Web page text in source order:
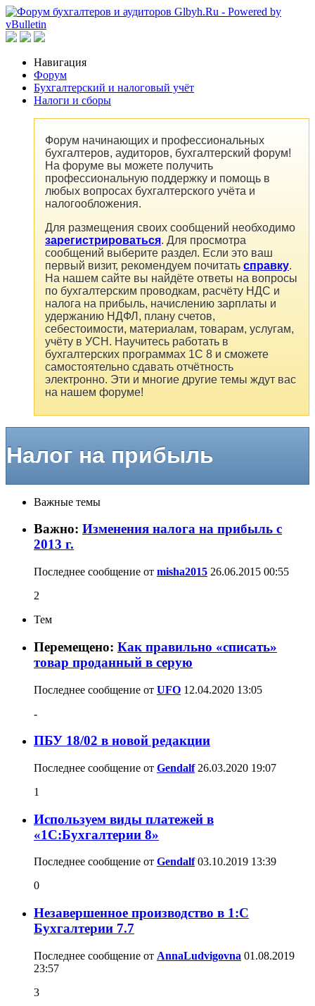
Навигация
Форум
Бухгалтерский и налоговый учёт
Налоги и сборы
Форум начинающих и профессиональных
бухгалтеров, аудиторов, бухгалтерский форум!
На форуме вы можете получить
профессиональную поддержку и помощь в
любых вопросах бухгалтерского учёта и
налогообложения.
Для размещения своих сообщений необходимо
зарегистрироваться. Для просмотра
сообщений выберите раздел. Если это ваш
первый визит, рекомендуем почитать справку.
На нашем сайте вы найдёте ответы на вопросы
по бухгалтерским проводкам, расчёту НДС и
налога на прибыль, начислению зарплаты и
удержанию НДФЛ, плану счетов,
себестоимости, материалам, товарам, услугам,
учёту в УСН. Научитесь работать в
бухгалтерских программах 1С 8 и сможете
самостоятельно сдавать отчётность
электронно. Эти и многие другие темы ждут вас
на нашем форуме!
Налог на прибыль
Важные темы
Важно: Изменения налога на прибыль с
2013 г.
Последнее сообщение от misha2015 26.06.2015 00:55
2
Тем
Перемещено: Как правильно «списать»
товар проданный в серую
Последнее сообщение от UFO 12.04.2020 13:05
-
ПБУ 18/02 в новой редакции
Последнее сообщение от Gendalf26.03.2020 19:07
1
Используем виды платежей в
«1С:Бухгалтерии 8»
Последнее сообщение от Gendalf03.10.2019 13:39
0
Незавершенное производство в 1:С
Бухгалтерии 7.7
Последнее сообщение от AnnaLudvigovna 01.08.2019
23:57
3